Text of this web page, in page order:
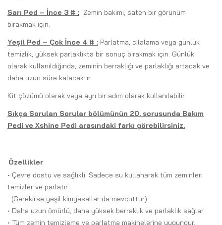
Sarı Ped – İnce 3 # : Zemin bakımı, saten bir görünüm
bırakmak için.
Yeşil Ped – Çok İnce 4 # : Parlatma, cilalama veya günlük
temizlik, yüksek parlaklıkta bir sonuç bırakmak için. Günlük
olarak kullanıldığında, zeminin berraklığı ve parlaklığı artacak ve
daha uzun süre kalacaktır.
Kit çözümü olarak veya ayrı bir adım olarak kullanılabilir.
Sıkça Sorulan Sorular bölümünün 20. sorusunda Bakım
Pedi ve Xshine Pedi arasındaki farkı görebilirsiniz.
Özellikler
• Çevre dostu ve sağlıklı. Sadece su kullanarak tüm zeminleri
temizler ve parlatır.
(Gerekirse yeşil kimyasallar da mevcuttur)
• Daha uzun ömürlü, daha yüksek berraklık ve parlaklık sağlar.
• Tüm zemin temizleme ve parlatma makinelerine uygundur.